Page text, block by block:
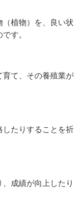
（植物）を、良い状
す。
育て、その養殖業が
したりすることを祈
成績が向上したり